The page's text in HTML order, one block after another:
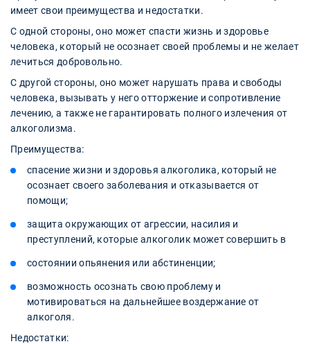
имеет свои преимущества и недостатки.
С одной стороны, оно может спасти жизнь и здоровье
человека, который не осознает своей проблемы и не желает
лечиться добровольно.
С другой стороны, оно может нарушать права и свободы
человека, вызывать у него отторжение и сопротивление
лечению, а также не гарантировать полного излечения от
алкоголизма.
Преимущества:
спасение жизни и здоровья алкоголика, который не
осознает своего заболевания и отказывается от
помощи;
защита окружающих от агрессии, насилия и
преступлений, которые алкоголик может совершить в
состоянии опьянения или абстиненции;
возможность осознать свою проблему и
мотивироваться на дальнейшее воздержание от
алкоголя.
Недостатки: